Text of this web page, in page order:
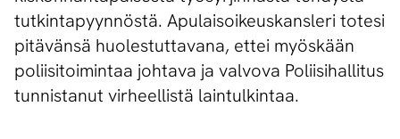
tutkintapyynnöstä. Apulaisoikeuskansleri totesi
pitävänsä huolestuttavana, ettei myöskään
poliisitoimintaa johtava ja valvova Poliisihallitus
tunnistanut virheellistä laintulkintaa.